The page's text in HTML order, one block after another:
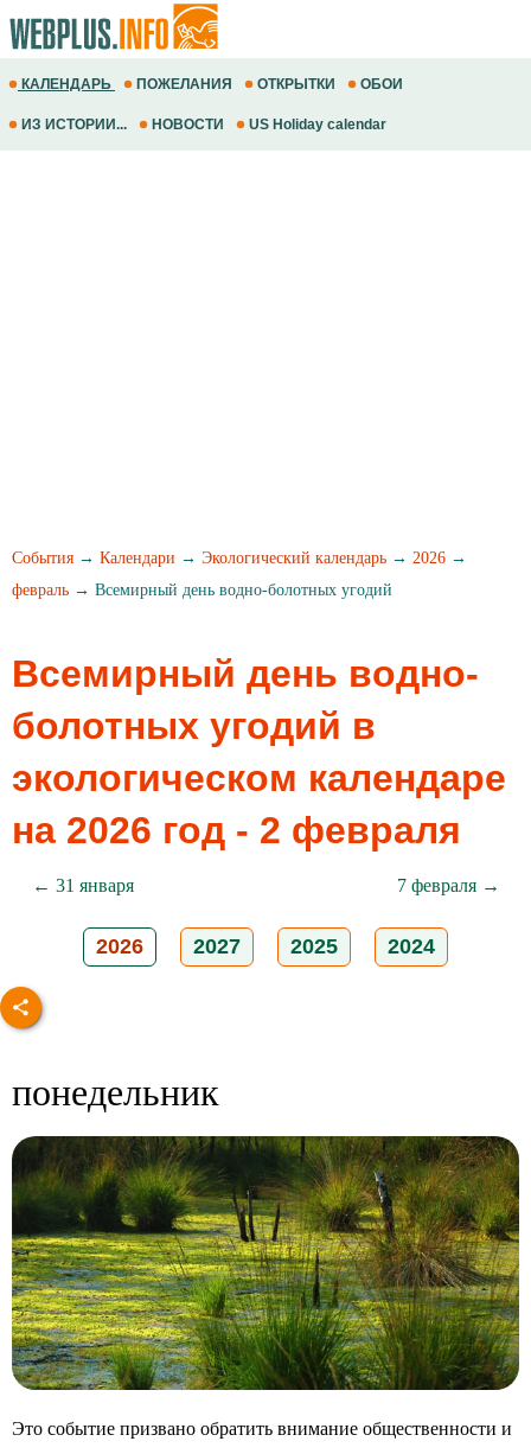
КАЛЕНДАРЬ ПОЖЕЛАНИЯ ОТКРЫТКИ ОБОИ
ИЗ ИСТОРИИ... НОВОСТИ US Holiday calendar
События → Календари → Экологический календарь → 2026 →
февраль → Всемирный день водно-болотных угодий
Всемирный день водно-
болотных угодий в
экологическом календаре
на 2026 год - 2 февраля
← 31 января 7 февраля →
2026 2027 2025 2024
понедельник
Это событие призвано обратить внимание общественности и